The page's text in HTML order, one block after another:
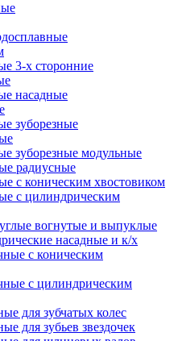
3-х сторонние
насадные
зуборезные
зуборезные модульные
радиусные
с коническим хвостовиком
с цилиндрическим
вогнутые и выпуклые
насадные и к/х
с коническим
с цилиндрическим
для зубчатых колес
для зубьев звездочек